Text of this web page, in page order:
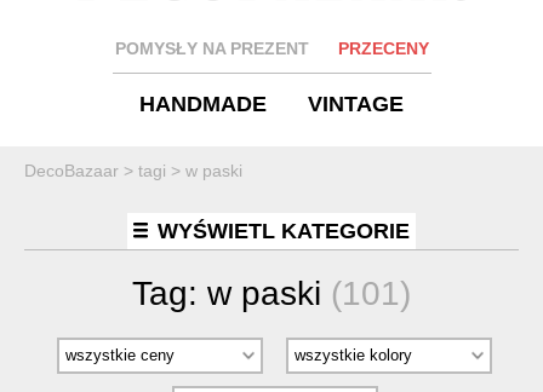
POMYSŁY NA PREZENT PRZECENY
HANDMADE VINTAGE
DecoBazaar > tagi > w paski
WYŚWIETL KATEGORIE
Tag: w paski (101)